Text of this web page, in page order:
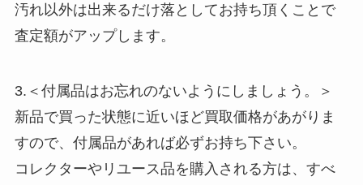
汚れ以外は出来るだけ落としてお持ち頂くことで
査定額がアップします。
3.＜付属品はお忘れのないようにしましょう。＞
新品で買った状態に近いほど買取価格があがりま
すので、付属品があれば必ずお持ち下さい。
コレクターやリユース品を購入される方は、すべ